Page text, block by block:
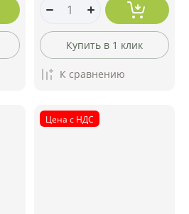
Купить в 1 клик
К сравнению
Цена с НДС